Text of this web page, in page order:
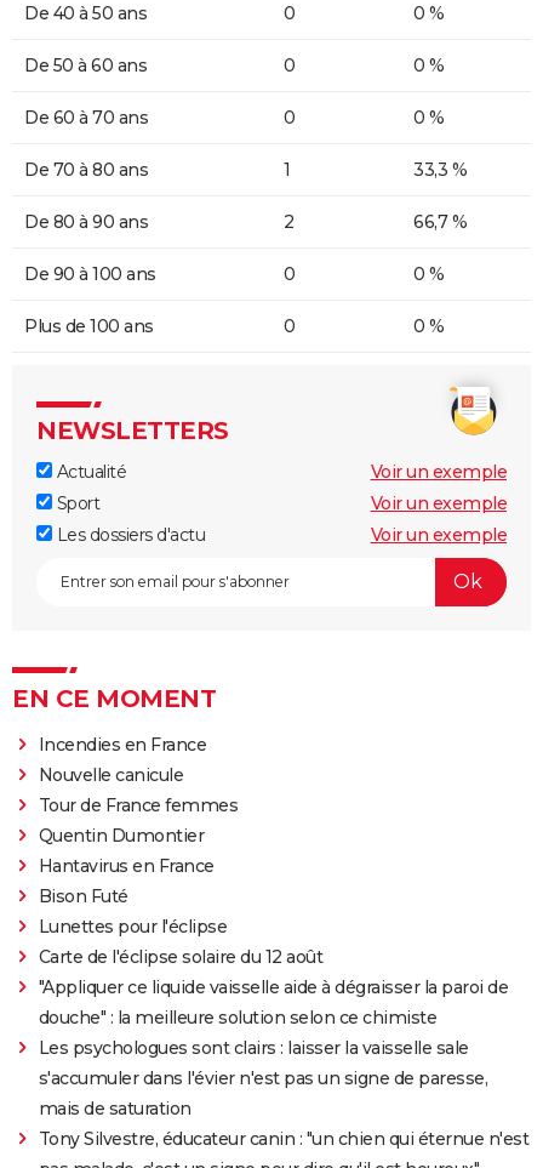
De 40 à 50 ans 0 0 %
De 50 à 60 ans 0 0 %
De 60 à 70 ans 0 0 %
De 70 à 80 ans 1 33,3 %
De 80 à 90 ans 2 66,7 %
De 90 à 100 ans 0 0 %
Plus de 100 ans 0 0 %
NEWSLETTERS
Actualité
Voir un exemple
Sport
Voir un exemple
Les dossiers d'actu
Voir un exemple
EN CE MOMENT
Incendies en France
Nouvelle canicule
Tour de France femmes
Quentin Dumontier
Hantavirus en France
Bison Futé
Lunettes pour l'éclipse
Carte de l'éclipse solaire du 12 août
"Appliquer ce liquide vaisselle aide à dégraisser la paroi de
douche" : la meilleure solution selon ce chimiste
Les psychologues sont clairs : laisser la vaisselle sale
s'accumuler dans l'évier n'est pas un signe de paresse,
mais de saturation
Tony Silvestre, éducateur canin : "un chien qui éternue n'est